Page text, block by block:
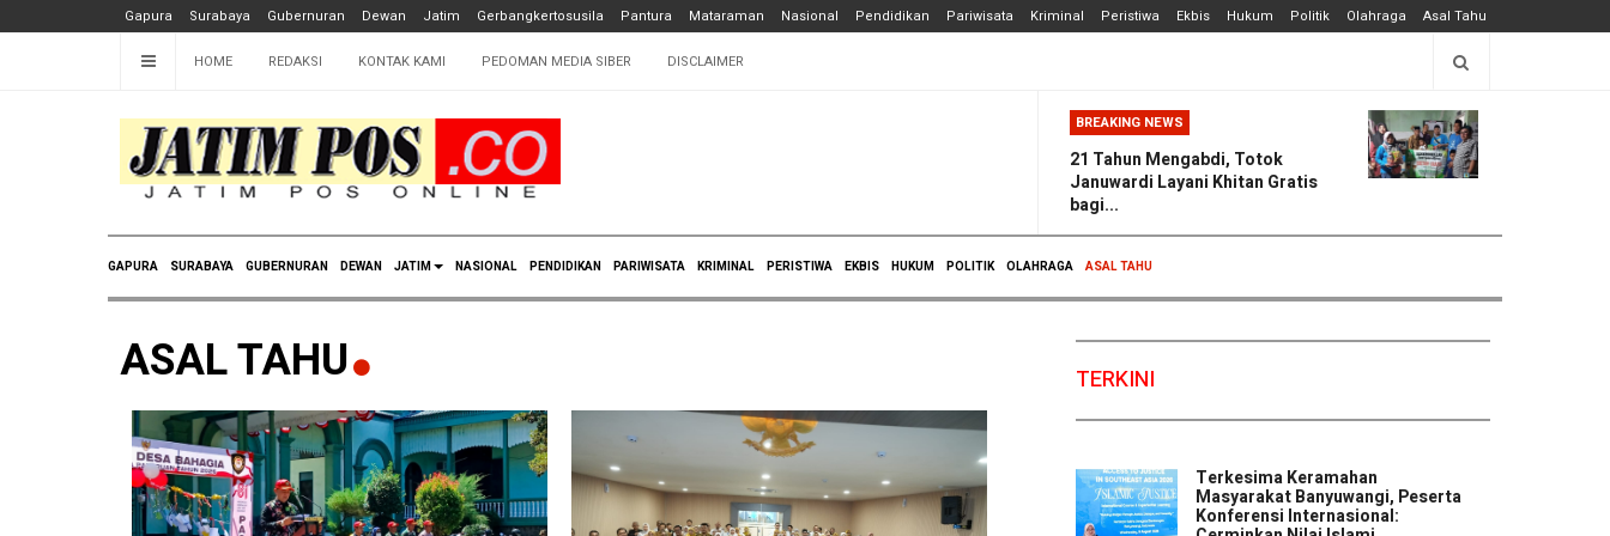
Gapura Surabaya Gubernuran Dewan Jatim Gerbangkertosusila Pantura Mataraman Nasional Pendidikan Pariwisata Kriminal Peristiwa Ekbis Hukum Politik Olahraga Asal Tahu
HOME REDAKSI KONTAK KAMI PEDOMAN MEDIA SIBER DISCLAIMER
BREAKING NEWS
21 Tahun Mengabdi, Totok
Januwardi Layani Khitan Gratis
bagi...
GAPURA SURABAYA GUBERNURAN DEWAN JATIM NASIONAL PENDIDIKAN PARIWISATA KRIMINAL PERISTIWA EKBIS HUKUM POLITIK OLAHRAGA ASAL TAHU
ASAL TAHU TERKINI
Terkesima Keramahan
Masyarakat Banyuwangi, Peserta
Konferensi Internasional: